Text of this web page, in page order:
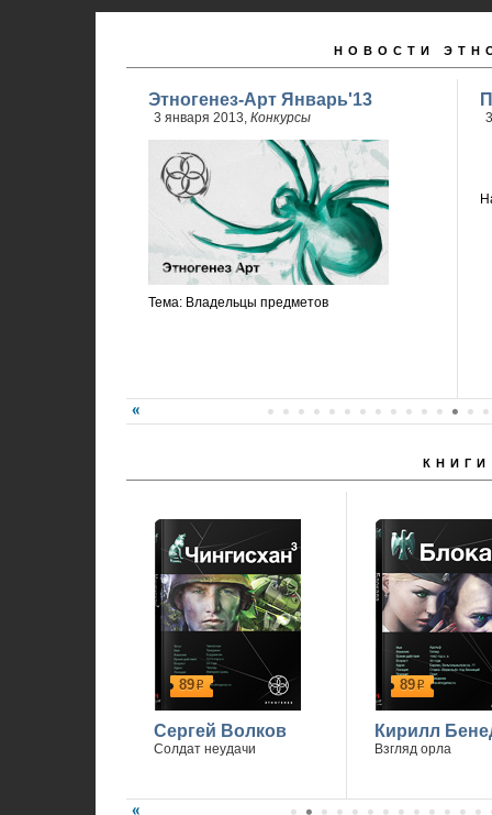
НОВОСТИ
Этногенез-Арт Январь'13
3 января 2013, Конкурсы
Тема: Владельцы предметов
КНИГИ
89р
Сергей Волков
Солдат неудачи
89р
Кирилл
Взгляд орла